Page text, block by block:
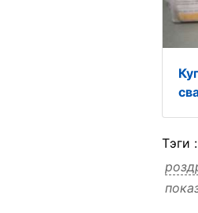
Тэги :